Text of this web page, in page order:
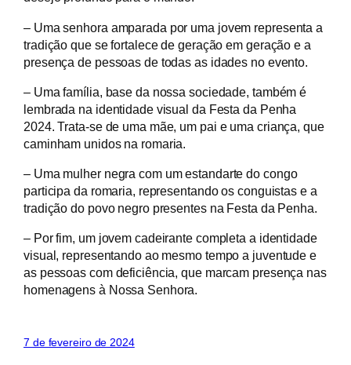
– Uma senhora amparada por uma jovem representa a
tradição que se fortalece de geração em geração e a
presença de pessoas de todas as idades no evento.
– Uma família, base da nossa sociedade, também é
lembrada na identidade visual da Festa da Penha
2024. Trata-se de uma mãe, um pai e uma criança, que
caminham unidos na romaria.
– Uma mulher negra com um estandarte do congo
participa da romaria, representando os conguistas e a
tradição do povo negro presentes na Festa da Penha.
– Por fim, um jovem cadeirante completa a identidade
visual, representando ao mesmo tempo a juventude e
as pessoas com deficiência, que marcam presença nas
homenagens à Nossa Senhora.
7 de fevereiro de 2024